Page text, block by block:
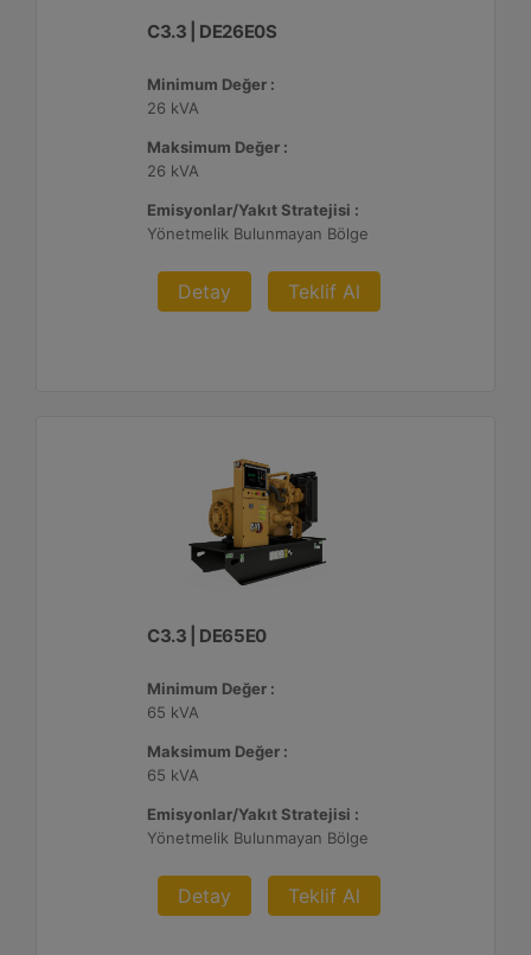
C3.3 | DE26E0S
Minimum Değer :
26 kVA
Maksimum Değer :
26 kVA
Emisyonlar/Yakıt Stratejisi :
Yönetmelik Bulunmayan Bölge
Detay Teklif Al
C3.3 | DE65E0
Minimum Değer :
65 kVA
Maksimum Değer :
65 kVA
Emisyonlar/Yakıt Stratejisi :
Yönetmelik Bulunmayan Bölge
Detay Teklif Al